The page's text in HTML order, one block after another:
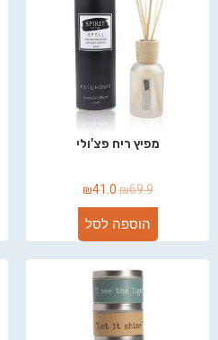
מפיץ ריח פצ'ולי
₪69.9
₪41.0
הוספה לסל